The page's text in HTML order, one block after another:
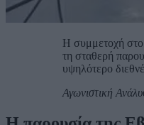
Η συμμετοχή στο
τη σταθερή
υψηλότερο
Αγωνιστική